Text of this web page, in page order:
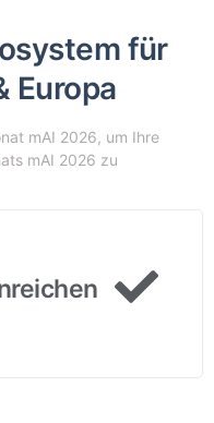
für
Europa
mAI 2026, um Ihre
mAI 2026 zu